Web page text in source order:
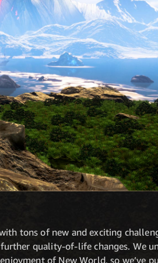
tons of new and exciting
quality-of-life changes. We
of New World, so we’ve